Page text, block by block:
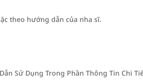
theo hướng dẫn của nha sĩ.
Sử Dụng Trong Phần Thông Tin Chi